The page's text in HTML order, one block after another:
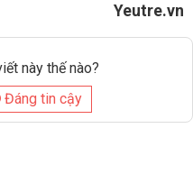
Yeutre.vn
này thế nào?
Đáng tin cậy